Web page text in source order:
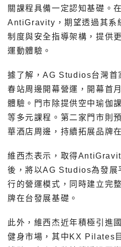
關課程具備一定認知基礎。
AntiGravity，期望透過其系
制度與安全指導架構，提供
運動體驗。
據了解，AG Studios台灣首
春站周邊開幕營運，開幕首
體驗。門市除提供空中瑜伽
等多元課程。第二家門市則
華酒店周邊，持續拓展品牌
維西杰表示，取得
後，將以AG Studios為發展
行的營運模式，同時建立完
牌在台發展基礎。
此外，維西杰近年積極引進
健身市場，其中KX Pilates